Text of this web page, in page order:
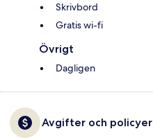
Skrivbord
Gratis wi-fi
Övrigt
Dagligen
Avgifter och policyer